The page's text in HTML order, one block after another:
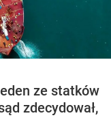
ze statków
zdecydował,